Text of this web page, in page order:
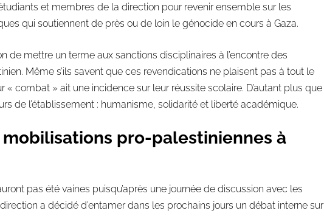
et membres de la direction pour revenir ensemble sur les
qui soutiennent de près ou de loin le génocide en cours à Gaza.
de mettre un terme aux sanctions disciplinaires à l’encontre des
Même s’ils savent que ces revendications ne plaisent pas à tout le
combat » ait une incidence sur leur réussite scolaire. D’autant plus que
de l’établissement : humanisme, solidarité et liberté académique.
pro-palestiniennes à
pas été vaines puisqu’après une journée de discussion avec les
a décidé d’entamer dans les prochains jours un débat interne sur